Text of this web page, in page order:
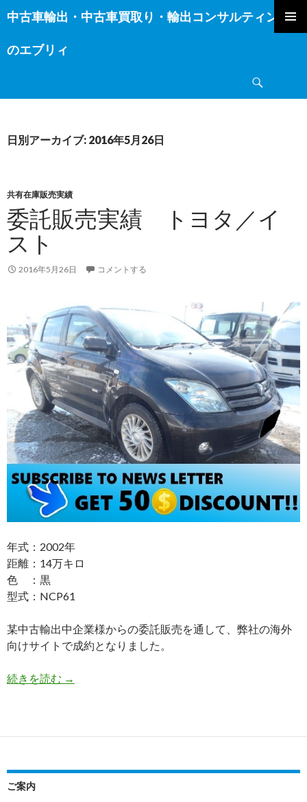
中古車輸出・中古車買取り・輸出コンサルティング
のエブリィ
テ
へ
ッ
日別アーカイブ: 2016年5月26日
共有在庫販売実績
委託販売実績 トヨタ／イ
スト
2016年5月26日 コメントする
年式：2002年
距離：14万キロ
色 ：黒
型式：NCP61
某中古輸出中企業様からの委託販売を通して、弊社の海外
向けサイトで成約となりました。
続きを読む 委
ト
→
ご案内